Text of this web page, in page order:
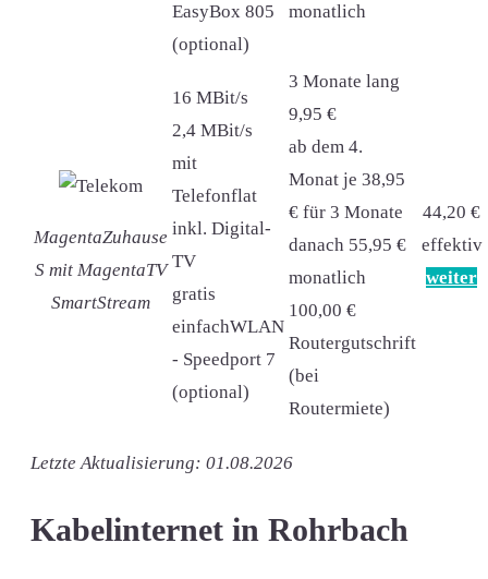
EasyBox 805
(optional)
monatlich
MagentaZuhause
S mit MagentaTV
SmartStream
16 MBit/s
2,4 MBit/s
mit
Telefonflat
inkl. Digital-
TV
gratis
einfachWLAN
- Speedport 7
(optional)
3 Monate lang
9,95 €
ab dem 4.
Monat je 38,95
€ für 3 Monate
danach 55,95 €
monatlich
100,00 €
Routergutschrift
(bei
Routermiete)
44,20 €
effektiv
weiter
Letzte Aktualisierung: 01.08.2026
Kabelinternet in Rohrbach